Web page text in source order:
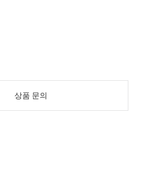
상품 문의